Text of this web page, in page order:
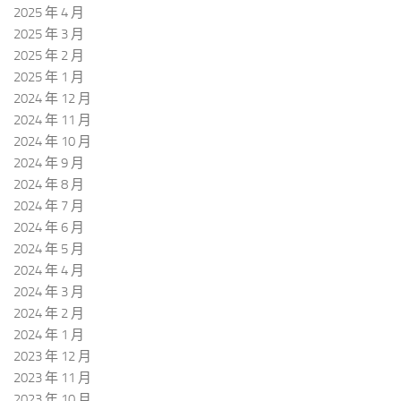
2025 年 4 月
2025 年 3 月
2025 年 2 月
2025 年 1 月
2024 年 12 月
2024 年 11 月
2024 年 10 月
2024 年 9 月
2024 年 8 月
2024 年 7 月
2024 年 6 月
2024 年 5 月
2024 年 4 月
2024 年 3 月
2024 年 2 月
2024 年 1 月
2023 年 12 月
2023 年 11 月